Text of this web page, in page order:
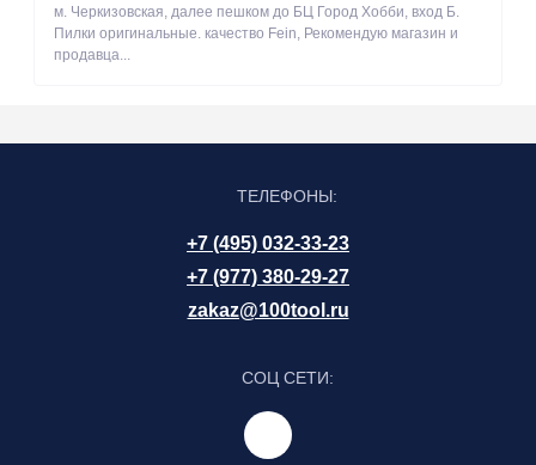
м. Черкизовская, далее пешком до БЦ Город Хобби, вход Б.
Пилки оригинальные. качество Fein, Рекомендую магазин и
продавца...
ТЕЛЕФОНЫ:
+7 (495) 032-33-23
+7 (977) 380-29-27
zakaz@100tool.ru
СОЦ СЕТИ: